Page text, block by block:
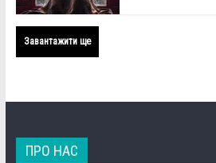
Завантажити ще
ПРО НАС